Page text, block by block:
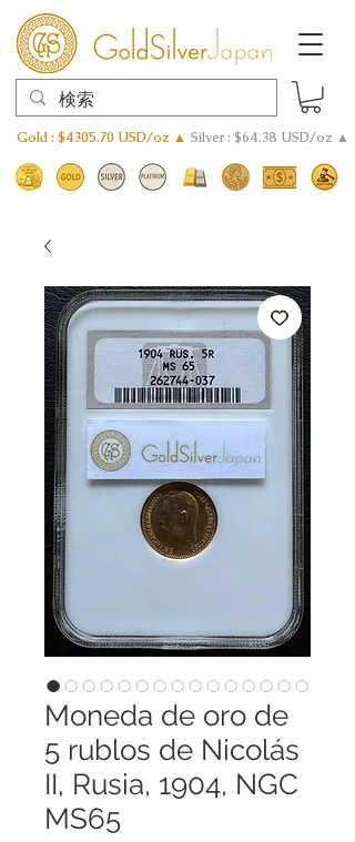
Gold : $4305.70 USD/oz ▲ Silver : $64.38 USD/oz ▲
Moneda de oro de
5 rublos de Nicolás
II, Rusia, 1904, NGC
MS65